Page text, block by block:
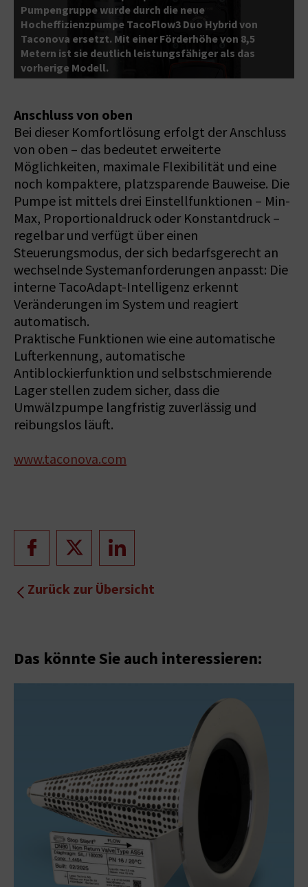
Pumpengruppe wurde durch die neue
Hocheffizienzpumpe TacoFlow3 Duo Hybrid von
Taconova ersetzt. Mit einer Förderhöhe von 8,5
Metern ist sie deutlich leistungsfähiger als das
vorherige Modell.
Anschluss von oben
Bei dieser Komfortlösung erfolgt der Anschluss
von oben – das bedeutet erweiterte
Möglichkeiten, maximale Flexibilität und eine
noch kompaktere, platzsparende Bauweise. Die
Pumpe ist mittels drei Einstellfunktionen – Min-
Max, Proportionaldruck oder Konstantdruck –
regelbar und verfügt über einen
Steuerungsmodus, der sich bedarfsgerecht an
wechselnde Systemanforderungen anpasst: Die
interne TacoAdapt-Intelligenz erkennt
Veränderungen im System und reagiert
automatisch.
Praktische Funktionen wie eine automatische
Lufterkennung, automatische
Antiblockierfunktion und selbstschmierende
Lager stellen zudem sicher, dass die
Umwälzpumpe langfristig zuverlässig und
reibungslos läuft.
www.taconova.com
Zurück zur Übersicht
Das könnte Sie auch interessieren: